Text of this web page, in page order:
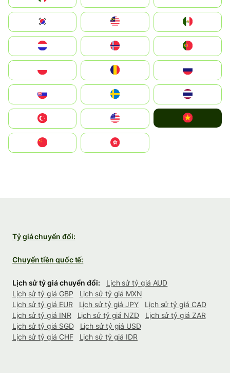
South Korea
United States
中國香港特別行政區
Tỷ giá chuyển đổi:
Chuyển tiền quốc tế:
Lịch sử tỷ giá chuyển đổi:
Lịch sử tỷ giá AUD
Lịch sử tỷ giá GBP
Lịch sử tỷ giá MXN
Lịch sử tỷ giá EUR
Lịch sử tỷ giá JPY
Lịch sử tỷ giá CAD
Lịch sử tỷ giá INR
Lịch sử tỷ giá NZD
Lịch sử tỷ giá ZAR
Lịch sử tỷ giá SGD
Lịch sử tỷ giá USD
Lịch sử tỷ giá CHF
Lịch sử tỷ giá IDR